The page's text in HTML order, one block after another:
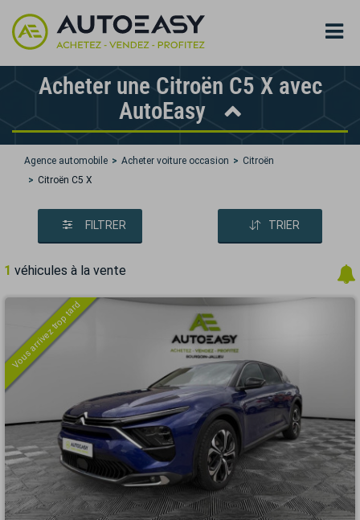
Acheter une Citroën C5 X avec
AutoEasy
Agence automobile Acheter voiture occasion
Citroën
Citroën C5 X
FILTRER TRIER
1 véhicules à la vente
Vous arrivez trop tard